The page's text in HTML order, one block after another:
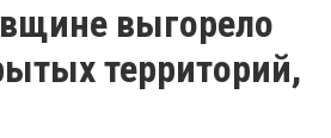
выгорело
территорий,